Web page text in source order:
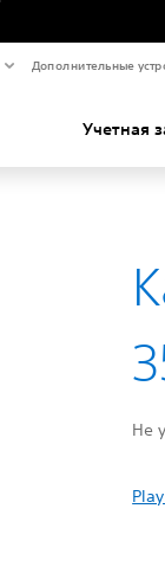
Дополнительные
Учетная
Не